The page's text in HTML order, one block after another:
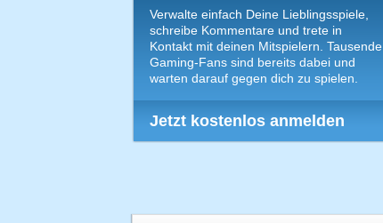
Verwalte einfach Deine Lieblingsspiele,
schreibe Kommentare und trete in
Kontakt mit deinen Mitspielern. Tausende
Gaming-Fans sind bereits dabei und
warten darauf gegen dich zu spielen.
Jetzt kostenlos anmelden